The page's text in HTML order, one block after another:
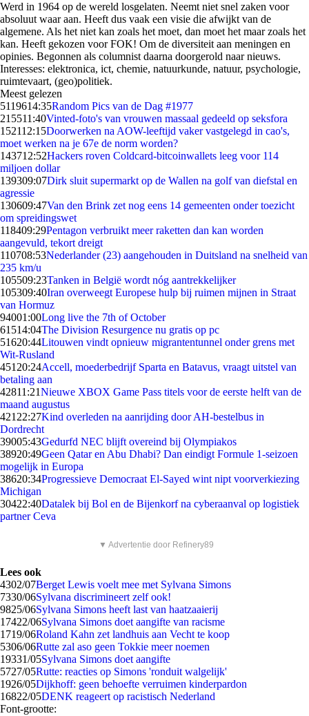
Werd in 1964 op de wereld losgelaten. Neemt niet snel zaken voor
absoluut waar aan. Heeft dus vaak een visie die afwijkt van de
algemene. Als het niet kan zoals het moet, dan moet het maar zoals het
kan. Heeft gekozen voor FOK! Om de diversiteit aan meningen en
opinies. Begonnen als columnist daarna doorgerold naar nieuws.
Interesses: elektronica, ict, chemie, natuurkunde, natuur, psychologie,
ruimtevaart, (geo)politiek.
Meest gelezen
5119614:35Random Pics van de Dag #1977
215511:40Vinted-foto's van vrouwen massaal gedeeld op seksfora
152112:15Doorwerken na AOW-leeftijd vaker vastgelegd in cao's,
moet werken na je 67e de norm worden?
143712:52Hackers roven Coldcard-bitcoinwallets leeg voor 114
miljoen dollar
139309:07Dirk sluit supermarkt op de Wallen na golf van diefstal en
agressie
130609:47Van den Brink zet nog eens 14 gemeenten onder toezicht
om spreidingswet
118409:29Pentagon verbruikt meer raketten dan kan worden
aangevuld, tekort dreigt
110708:53Nederlander (23) aangehouden in Duitsland na snelheid van
235 km/u
105509:23Tanken in België wordt nóg aantrekkelijker
105309:40Iran overweegt Europese hulp bij ruimen mijnen in Straat
van Hormuz
94001:00Long live the 7th of October
61514:04The Division Resurgence nu gratis op pc
51620:44Litouwen vindt opnieuw migrantentunnel onder grens met
Wit-Rusland
451 20:24Accell, moederbedrijf Sparta en Batavus, vraagt uitstel van
betaling aan
42811:21Nieuwe XBOX Game Pass titels voor de eerste helft van de
maand augustus
421 22:27Kind overleden na aanrijding door AH-bestelbus in
Dordrecht
39005:43Gedurfd NEC blijft overeind bij Olympiakos
38920:49Geen Qatar en Abu Dhabi? Dan eindigt Formule 1-seizoen
mogelijk in Europa
38620:34Progressieve Democraat El-Sayed wint nipt voorverkiezing
Michigan
30422:40Datalek bij Bol en de Bijenkorf na cyberaanval op logistiek
partner Ceva
▼ Advertentie door Refinery89
Lees ook
4302/07Berget Lewis voelt mee met Sylvana Simons
7330/06Sylvana discrimineert zelf ook!
9825/06Sylvana Simons heeft last van haatzaaierij
17422/06Sylvana Simons doet aangifte van racisme
1719/06Roland Kahn zet landhuis aan Vecht te koop
5306/06Rutte zal aso geen Tokkie meer noemen
19331/05Sylvana Simons doet aangifte
5727/05Rutte: reacties op Simons 'ronduit walgelijk'
1926/05Dijkhoff: geen behoefte verruimen kinderpardon
16822/05DENK reageert op racistisch Nederland
Font-grootte: